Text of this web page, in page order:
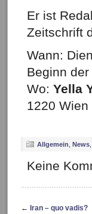
Er ist
Zeitschrift
Wann:
Beginn
Wo: Yella
1220 Wien
Allgemein News
Keine
← Iran – quo vadis?